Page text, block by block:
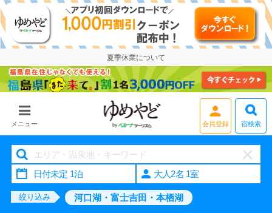
夏季休業について
メニュー
会員登録
宿検索
大人2名 1室
絞り込み 河口湖・富士吉田・本栖湖